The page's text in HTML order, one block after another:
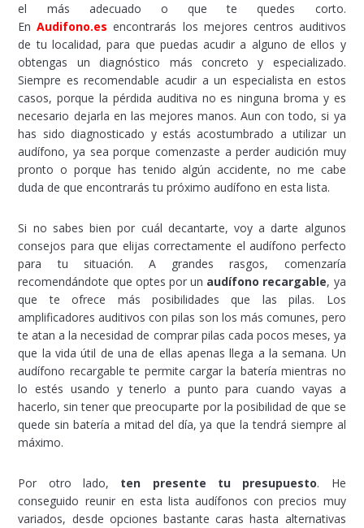
el más adecuado o que te quedes corto.
EnAudifono.es encontrarás los mejores centros auditivos
de tu localidad, para que puedas acudir a alguno de ellos y
obtengas un diagnóstico más concreto y especializado.
Siempre es recomendable acudir a un especialista en estos
casos, porque la pérdida auditiva no es ninguna broma y es
necesario dejarla en las mejores manos. Aun con todo, si ya
has sido diagnosticado y estás acostumbrado a utilizar un
audífono, ya sea porque comenzaste a perder audición muy
pronto o porque has tenido algún accidente, no me cabe
duda de que encontrarás tu próximo audífono en esta lista.
Si no sabes bien por cuál decantarte, voy a darte algunos
consejos para que elijas correctamente el audífono perfecto
para tu situación. A grandes rasgos, comenzaría
recomendándote que optes por un audífono recargable, ya
que te ofrece más posibilidades que las pilas. Los
amplificadores auditivos con pilas son los más comunes, pero
te atan a la necesidad de comprar pilas cada pocos meses, ya
que la vida útil de una de ellas apenas llega a la semana. Un
audífono recargable te permite cargar la batería mientras no
lo estés usando y tenerlo a punto para cuando vayas a
hacerlo, sin tener que preocuparte por la posibilidad de que se
quede sin batería a mitad del día, ya que la tendrá siempre al
máximo.
Por otro lado, ten presente tu presupuesto. He
conseguido reunir en esta lista audífonos con precios muy
variados, desde opciones bastante caras hasta alternativas